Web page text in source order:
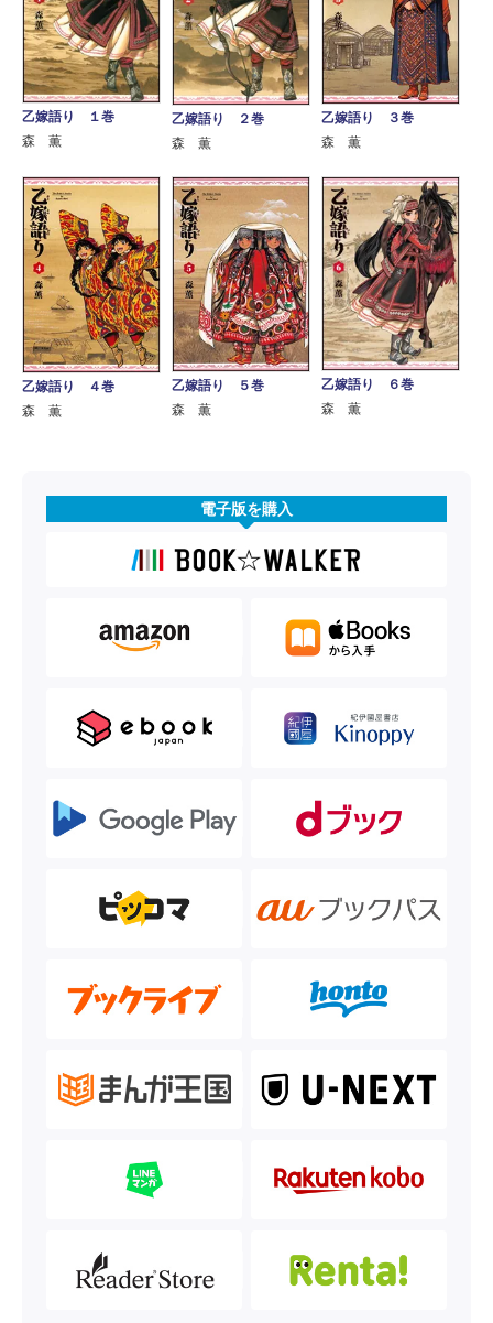
乙嫁語り １巻
森 薫
乙嫁語り ２巻
森 薫
乙嫁語り ３巻
森 薫
乙嫁語り ４巻
森 薫
乙嫁語り ５巻
森 薫
乙嫁語り ６巻
森 薫
電子版を購入